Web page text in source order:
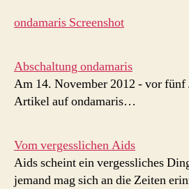
ondamaris Screenshot
Abschaltung ondamaris
Am 14. November 2012 - vor fünf
Artikel auf ondamaris…
Vom vergesslichen Aids
Aids scheint ein vergessliches
jemand mag sich an die Zeiten